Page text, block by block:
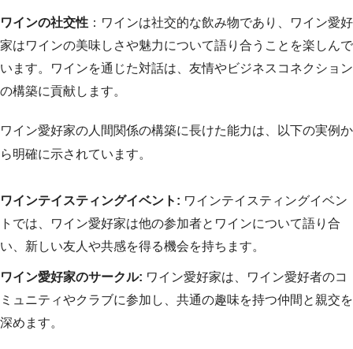
ワインの社交性 ：ワインは社交的な飲み物であり、ワイン愛好
家はワインの美味しさや魅力について語り合うことを楽しんで
います。ワインを通じた対話は、友情やビジネスコネクション
の構築に貢献します。
ワイン愛好家の人間関係の構築に長けた能力は、以下の実例か
ら明確に示されています。
ワインテイスティングイベント: ワインテイスティングイベン
トでは、ワイン愛好家は他の参加者とワインについて語り合
い、新しい友人や共感を得る機会を持ちます。
ワイン愛好家のサークル: ワイン愛好家は、ワイン愛好者のコ
ミュニティやクラブに参加し、共通の趣味を持つ仲間と親交を
深めます。